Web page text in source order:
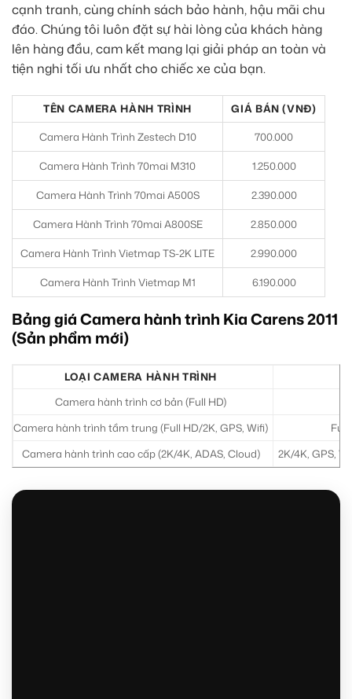
cạnh tranh, cùng chính sách bảo hành, hậu mãi chu
đáo. Chúng tôi luôn đặt sự hài lòng của khách hàng
lên hàng đầu, cam kết mang lại giải pháp an toàn và
tiện nghi tối ưu nhất cho chiếc xe của bạn.
TÊN CAMERA HÀNH TRÌNH
GIÁ BÁN (VNĐ)
Camera Hành Trình Zestech D10
700.000
Camera Hành Trình 70mai M310 1.250.000
Camera Hành Trình 70mai A500S 2.390.000
Camera Hành Trình 70mai A800SE 2.850.000
Camera Hành Trình Vietmap TS-2K LITE 2.990.000
Camera Hành Trình Vietmap M1 6.190.000
Bảng giá Camera hành trình Kia Carens 2011
(Sản phẩm mới)
LOẠI CAMERA HÀNH TRÌNH
Camera hành trình cơ bản (Full HD)
Camera hành trình tầm trung (Full HD/2K, GPS, Wifi)
Full
Camera hành trình cao cấp (2K/4K, ADAS, Cloud)
2K/4K, GPS,